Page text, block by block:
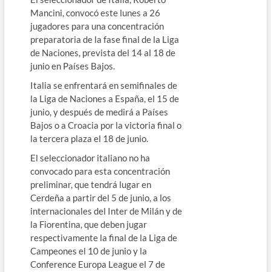
Mancini, convocó este lunes a 26
jugadores para una concentración
preparatoria de la fase final de la Liga
de Naciones, prevista del 14 al 18 de
junio en Países Bajos.
Italia se enfrentará en semifinales de
la Liga de Naciones a España, el 15 de
junio, y después de medirá a Países
Bajos o a Croacia por la victoria final o
la tercera plaza el 18 de junio.
El seleccionador italiano no ha
convocado para esta concentración
preliminar, que tendrá lugar en
Cerdeña a partir del 5 de junio, a los
internacionales del Inter de Milán y de
la Fiorentina, que deben jugar
respectivamente la final de la Liga de
Campeones el 10 de junio y la
Conference Europa League el 7 de